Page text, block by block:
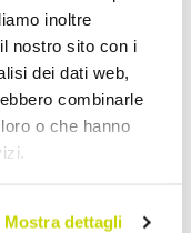
inoltre
nostro sito con i
dei dati web,
combinarle
o che hanno
Mostra dettagli